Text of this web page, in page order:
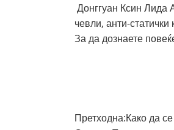
Донггуан Ксин Лида
чевли, анти-
За да дознаете
Претходна:Како да